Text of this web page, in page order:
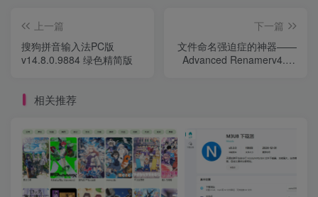
上一篇
搜狗拼音输入法PC版
v14.8.0.9884 绿色精简版
下一篇
文件命名强迫症的神器——
Advanced Renamerv4.19
相关推荐